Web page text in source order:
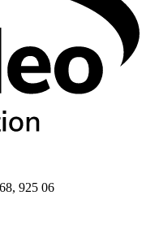
925 06